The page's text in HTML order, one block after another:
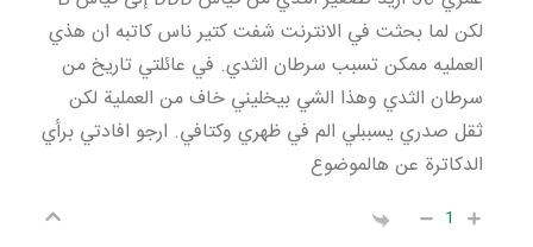
لكن لما بحثت في الانترنت شفت كتير ناس كاتبه ان هذي
العمليه ممكن تسبب سرطان الثدي. في عائلتي تاريخ من
سرطان الثدي وهذا الشي بيخليني خاف من العملية لكن
ثقل صدري يسببلي الم في ظهري وكتافي. ارجو افادتي برأي
الدكاترة عن هالموضوع
1